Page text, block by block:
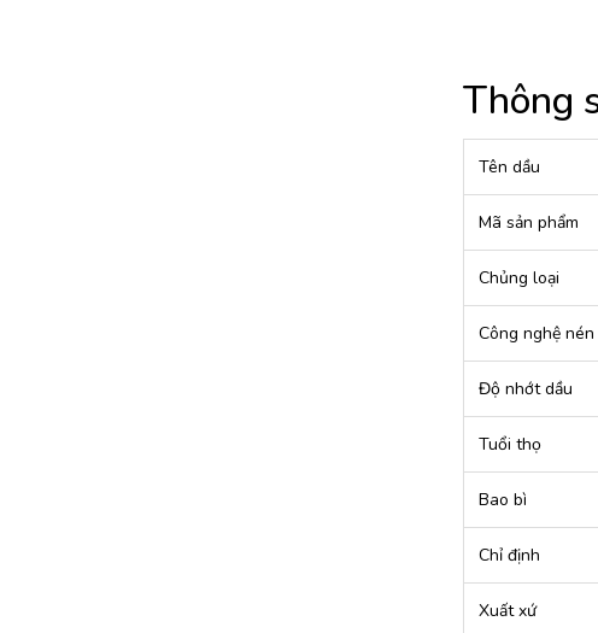
Thông
Tên dầu
Mã sản phẩm
Chủng loại
Công nghệ nén
Độ nhớt dầu
Tuổi thọ
Bao bì
Chỉ định
Xuất xứ